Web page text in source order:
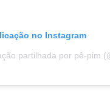
no Instagram
partilhada por pê-pim